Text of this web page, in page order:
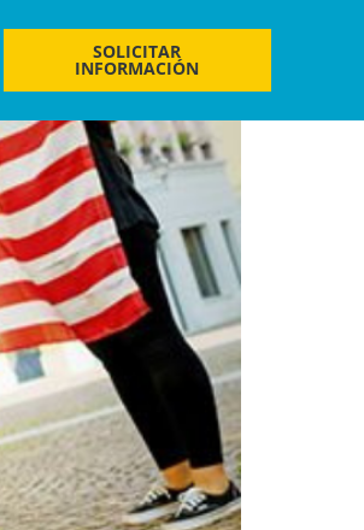
SOLICITAR
INFORMACIÓN